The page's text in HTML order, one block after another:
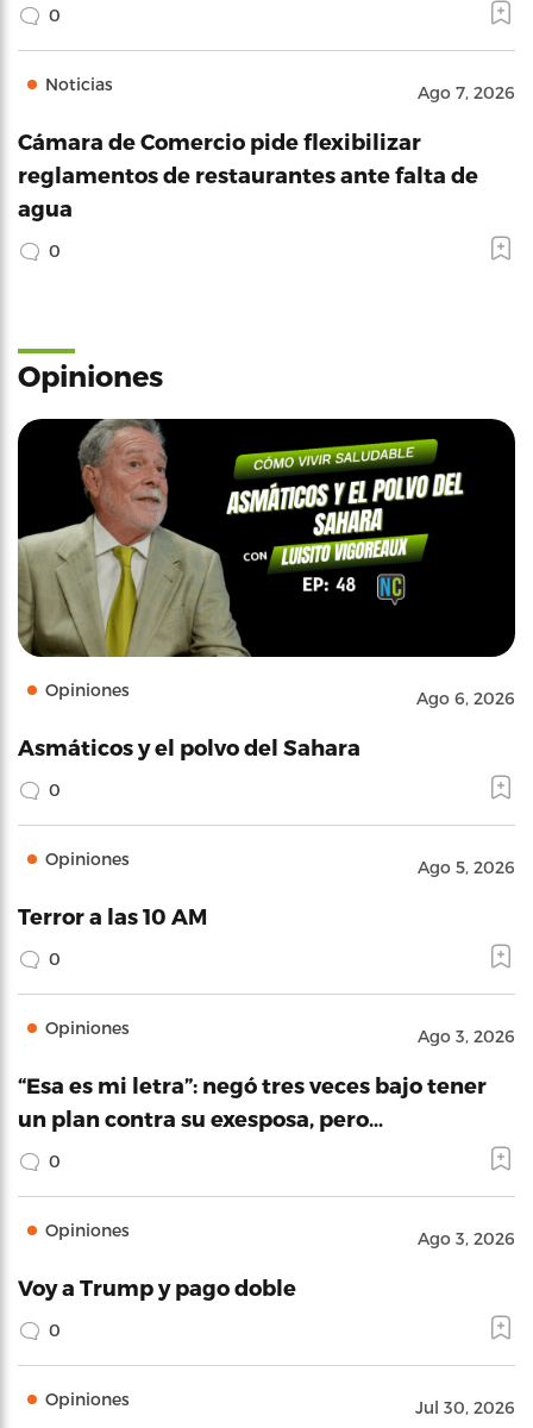
0
Noticias Ago 7, 2026
Cámara de Comercio pide flexibilizar
reglamentos de restaurantes ante falta de
agua
0
Opiniones
Opiniones Ago 6, 2026
Asmáticos y el polvo del Sahara
0
Opiniones Ago 5, 2026
Terror a las 10 AM
0
Opiniones Ago 3, 2026
“Esa es mi letra”: negó tres veces bajo tener
un plan contra su exesposa, pero…
0
Opiniones Ago 3, 2026
Voy a Trump y pago doble
0
Opiniones Jul 30, 2026